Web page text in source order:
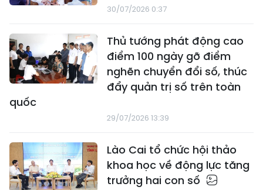
30/07/2026 0:37
Thủ tướng phát động cao
điểm 100 ngày gỡ điểm
nghẽn chuyển đổi số, thúc
đẩy quản trị số trên toàn
quốc
29/07/2026 13:39
Lào Cai tổ chức hội thảo
khoa học về động lực tăng
trưởng hai con số